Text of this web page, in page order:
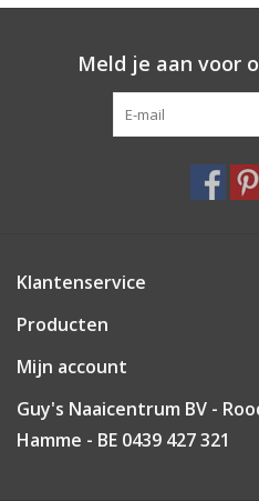
Meld je aan voor
Klantenservice
Producten
Mijn account
Guy's Naaicentrum BV -
Hamme - BE 0439 427 321